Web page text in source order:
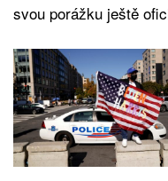
svou porážku ještě